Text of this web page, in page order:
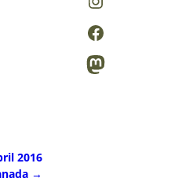
2016
→